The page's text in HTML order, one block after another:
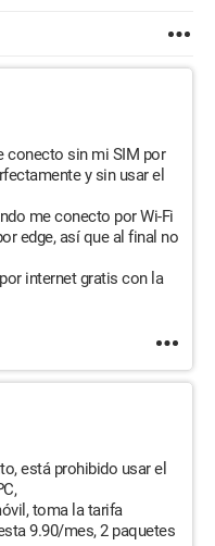
conecto sin mi SIM por
y sin usar el
me conecto por Wi-Fi
edge, así que al final no
internet gratis con la
está prohibido usar el
toma la tarifa
9.90/mes, 2 paquetes